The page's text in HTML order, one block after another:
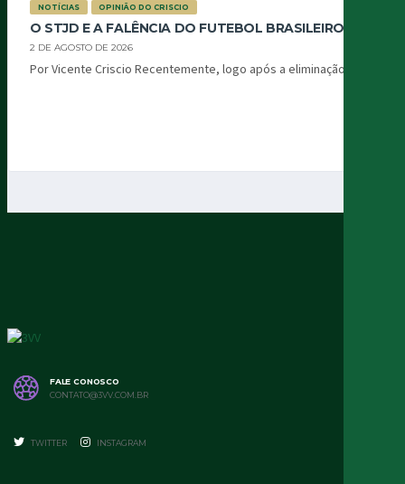
NOTÍCIAS OPINIÃO DO CRISCIO
O STJD E A FALÊNCIA DO FUTEBOL BRASILEIRO
2 DE AGOSTO DE 2026
Por Vicente Criscio Recentemente, logo após a eliminação...
FALE CONOSCO
CONTATO@3VV.COM.BR
TWITTER INSTAGRAM